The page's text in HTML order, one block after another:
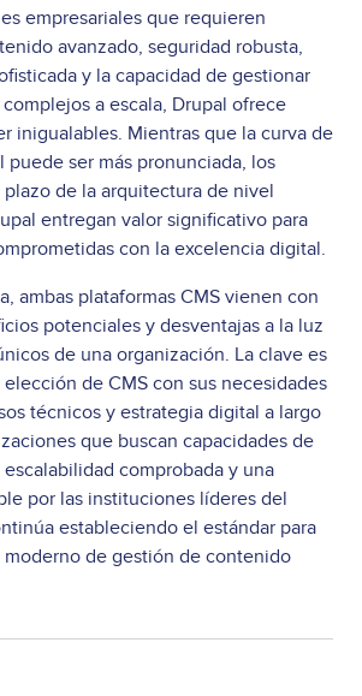
empresariales que requieren
avanzado, seguridad robusta,
y la capacidad de gestionar
a escala, Drupal ofrece
inigualables. Mientras que la curva de
ser más pronunciada, los
de la arquitectura de nivel
entregan valor significativo para
con la excelencia digital.
ambas plataformas CMS vienen con
potenciales y desventajas a la luz
de una organización. La clave es
de CMS con sus necesidades
técnicos y estrategia digital a largo
que buscan capacidades de
comprobada y una
por las instituciones líderes del
estableciendo el estándar para
moderno de gestión de contenido